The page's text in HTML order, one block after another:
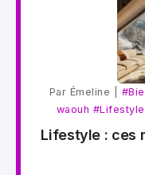
Par Émeline |
waouh #Lifestyle
Lifestyle : ces